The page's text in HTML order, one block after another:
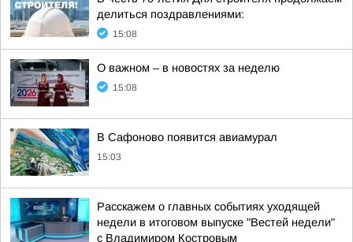
делиться поздравлениями:
15:08
О важном – в новостях за неделю
15:08
В Сафоново появится авиамурал
15:03
Расскажем о главных событиях уходящей
недели в итоговом выпуске "Вестей недели"
с Владимиром Костровым